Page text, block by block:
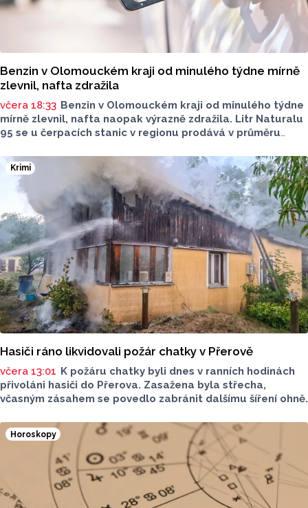
Benzin v Olomouckém kraji od minulého týdne mírně
zlevnil, nafta zdražila
včera 18:33 Benzin v Olomouckém kraji od minulého týdne
mírně zlevnil, nafta naopak výrazně zdražila. Litr Naturalu
95 se u čerpacích stanic v regionu prodává v průměru
O 84 haléřů zdražila nafta, za litr teď řidiči dají průměrně
44,84 koruny. Podle údajů společnosti CCS, která ceny
sleduje, je benzin v současnosti o 7,73 koruny dražší než
před rokem, za naftu tehdy motoristé platili o 11,31
koruny méně.
Krimi
Hasiči ráno likvidovali požár chatky v Přerově
včera 13:01 K požáru chatky byli dnes v ranních hodinách
přivoláni hasiči do Přerova. Zasažena byla střecha,
včasným zásahem se povedlo zabránit dalšímu šíření ohně.
Horoskopy